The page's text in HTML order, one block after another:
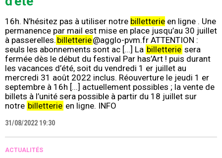
16h. N’hésitez pas à utiliser notre billetterie en ligne . Une
permanence par mail est mise en place jusqu’au 30 juillet
à passerelles. billetterie@agglo-pvm.fr ATTENTION :
seuls les abonnements sont ac [...] La billetterie sera
fermée dès le début du festival Par has’Art ! puis durant
les vacances d’été, soit du vendredi 1 er juillet au
mercredi 31 août 2022 inclus. Réouverture le jeudi 1 er
septembre à 16h [...] actuellement possibles ; la vente de
billets à l’unité sera possible à partir du 18 juillet sur
notre billetterie en ligne. INFO
31/08/2022 19:30
ACTUALITÉS